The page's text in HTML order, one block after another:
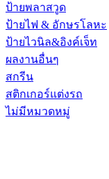
ป้ายพลาสวูด
ป้ายไฟ & อักษรโลหะ
ป้ายไวนิล&อิงค์เจ็ท
ผลงานอื่นๆ
สกรีน
สติกเกอร์แต่งรถ
ไม่มีหมวดหมู่